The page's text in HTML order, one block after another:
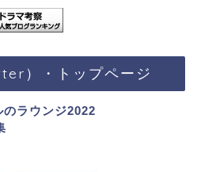
）・トップページ
ラウンジ2022